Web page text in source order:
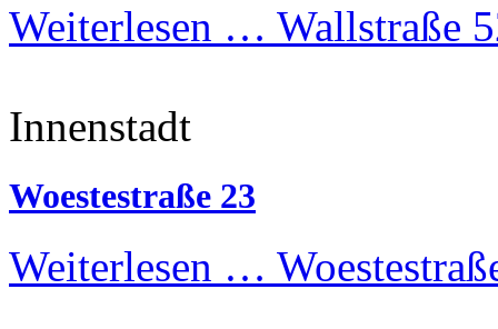
Weiterlesen … Wallstraße
Innenstadt
Woestestraße 23
Weiterlesen …